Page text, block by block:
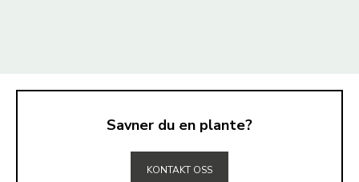
Savner du en plante?
KONTAKT OSS